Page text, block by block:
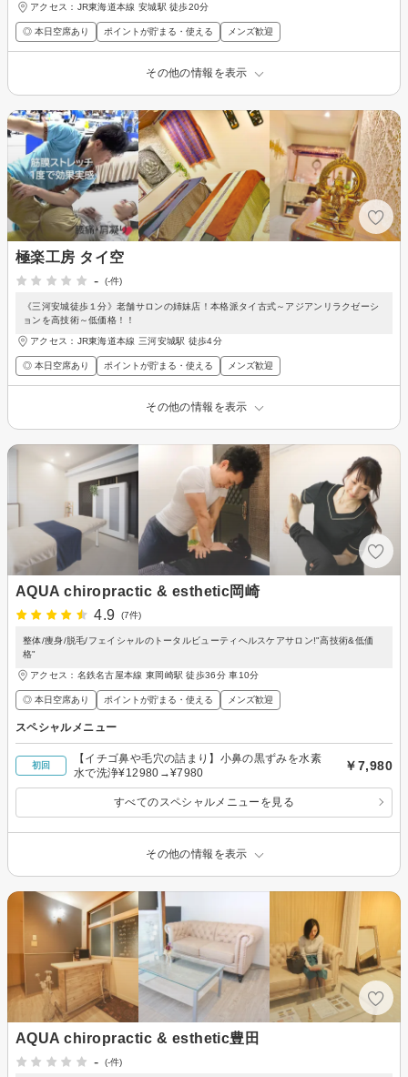
アクセス：JR東海道本線 安城駅 徒歩20分
◎ 本日空席あり ポイントが貯まる・使える メンズ歓迎
その他の情報を表示
極楽工房 タイ空
-
(-件)
《三河安城徒歩１分》老舗サロンの姉妹店！本格派タイ古式～アジアンリラクゼーシ
ョンを高技術～低価格！！
アクセス：JR東海道本線 三河安城駅 徒歩4分
◎ 本日空席あり ポイントが貯まる・使える メンズ歓迎
その他の情報を表示
AQUA chiropractic & esthetic岡崎
4.9
(7件)
整体/痩身/脱毛/フェイシャルのトータルビューティヘルスケアサロン!"高技術&低価
格"
アクセス：名鉄名古屋本線 東岡崎駅 徒歩36分 車10分
◎ 本日空席あり ポイントが貯まる・使える メンズ歓迎
スペシャルメニュー
初回
【イチゴ鼻や毛穴の詰まり】小鼻の黒ずみを水素
水で洗浄¥12980→¥7980
￥7,980
すべてのスペシャルメニューを見る
その他の情報を表示
AQUA chiropractic & esthetic豊田
-
(-件)